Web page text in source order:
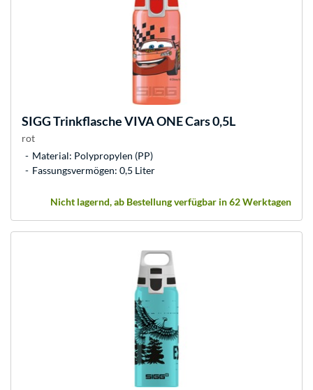
SIGGTrinkflasche VIVA ONE Cars 0,5L
rot
Material: Polypropylen (PP)
Fassungsvermögen: 0,5 Liter
Nicht lagernd, ab Bestellung verfügbar in 62 Werktagen